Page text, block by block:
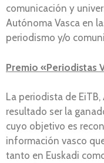
comunicación y
Autónoma Vasca en
periodismo y/o
Premio «Periodistas
La periodista de EiTB,
resultado ser la
cuyo objetivo es
información vasco
tanto en Euskadi